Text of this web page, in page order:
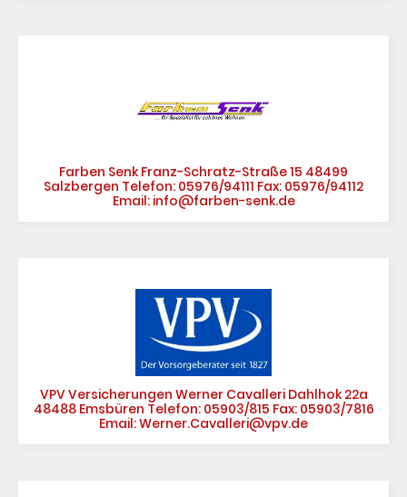
Farben Senk Franz-Schratz-Straße 15 48499
Salzbergen Telefon: 05976/94111 Fax: 05976/94112
Email: info@farben-senk.de
VPV Versicherungen Werner Cavalleri Dahlhok 22a
48488 Emsbüren Telefon: 05903/815 Fax: 05903/7816
Email: Werner.Cavalleri@vpv.de